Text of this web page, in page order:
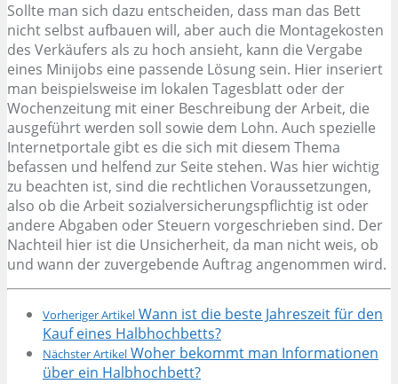
Sollte man sich dazu entscheiden, dass man das Bett
nicht selbst aufbauen will, aber auch die Montagekosten
des Verkäufers als zu hoch ansieht, kann die Vergabe
eines Minijobs eine passende Lösung sein. Hier inseriert
man beispielsweise im lokalen Tagesblatt oder der
Wochenzeitung mit einer Beschreibung der Arbeit, die
ausgeführt werden soll sowie dem Lohn. Auch spezielle
Internetportale gibt es die sich mit diesem Thema
befassen und helfend zur Seite stehen. Was hier wichtig
zu beachten ist, sind die rechtlichen Voraussetzungen,
also ob die Arbeit sozialversicherungspflichtig ist oder
andere Abgaben oder Steuern vorgeschrieben sind. Der
Nachteil hier ist die Unsicherheit, da man nicht weis, ob
und wann der zuvergebende Auftrag angenommen wird.
Vorheriger Artikel Wann ist die beste Jahreszeit für den
Kauf eines Halbhochbetts?
Nächster Artikel Woher bekommt man Informationen
über ein Halbhochbett?